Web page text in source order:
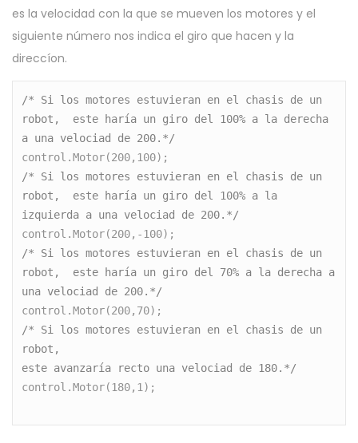
es la velocidad con la que se mueven los motores y el
siguiente número nos indica el giro que hacen y la
direccíon.
/* Si los motores estuvieran en el chasis de un
robot,
este haría un giro del 100% a la derecha
a una velociad de 200.*/
control.Motor(200,100);
/* Si los motores estuvieran en el chasis de un
robot,
este haría un giro del 100% a la
izquierda a una velociad de 200.*/
control.Motor(200,-100);
/* Si los motores estuvieran en el chasis de un
robot,
este haría un giro del 70% a la derecha a
una velociad de 200.*/
control.Motor(200,70);
/* Si los motores estuvieran en el chasis de un
robot,
este avanzaría recto una velociad de 180.*/
control.Motor(180,1);